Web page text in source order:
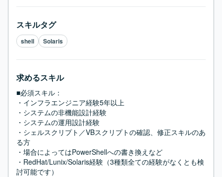
スキルタグ
shell Solaris
求めるスキル
■必須スキル：
・インフラエンジニア経験5年以上
・システムの非機能設計経験
・システムの運用設計経験
・シェルスクリプト／VBスクリプトの確認、修正スキルのあ
る方
・場合によってはPowerShellへの書き換えなど
・RedHat/Lunix/Solaris経験（3種類全ての経験がなくとも検
討可能です）